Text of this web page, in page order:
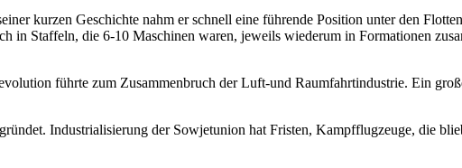
kurzen Geschichte nahm er schnell eine führende Position unter den
in Staffeln, die 6-10 Maschinen waren, jeweils wiederum in Formationen
führte zum Zusammenbruch der Luft-und Raumfahrtindustrie. Ein
Industrialisierung der Sowjetunion hat Fristen, Kampfflugzeuge, die